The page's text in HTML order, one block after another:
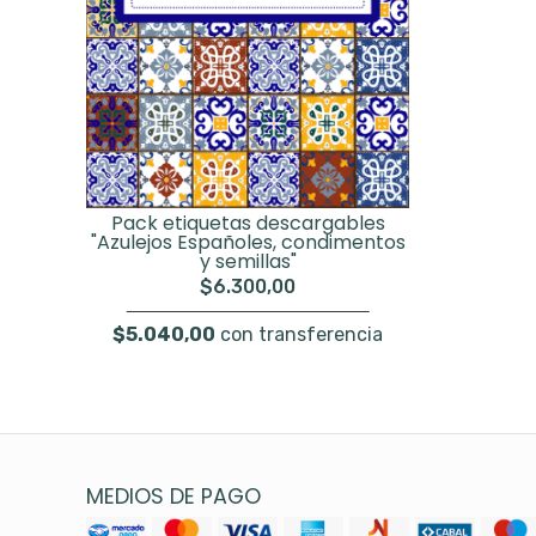
Pack etiquetas descargables
"Azulejos Españoles, condimentos
y semillas"
$6.300,00
$5.040,00 con transferencia
MEDIOS DE PAGO